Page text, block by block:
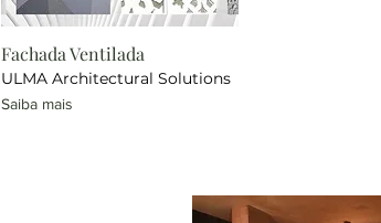
Fachada Ventilada
ULMA Architectural Solutions
Saiba mais